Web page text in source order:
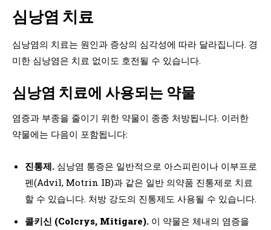
심낭염 치료
심낭염의 치료는 원인과 증상의 심각성에 따라 달라집니다. 경
미한 심낭염은 치료 없이도 호전될 수 있습니다.
심낭염 치료에 사용되는 약물
염증과 부종을 줄이기 위한 약물이 종종 처방됩니다. 이러한
약물에는 다음이 포함됩니다:
진통제. 심낭염 통증은 일반적으로 아스피린이나 이부프로
펜(Advil, Motrin IB)과 같은 일반 의약품 진통제로 치료
할 수 있습니다. 처방 강도의 진통제도 사용될 수 있습니다.
콜키신 (Colcrys, Mitigare). 이 약물은 체내의 염증을